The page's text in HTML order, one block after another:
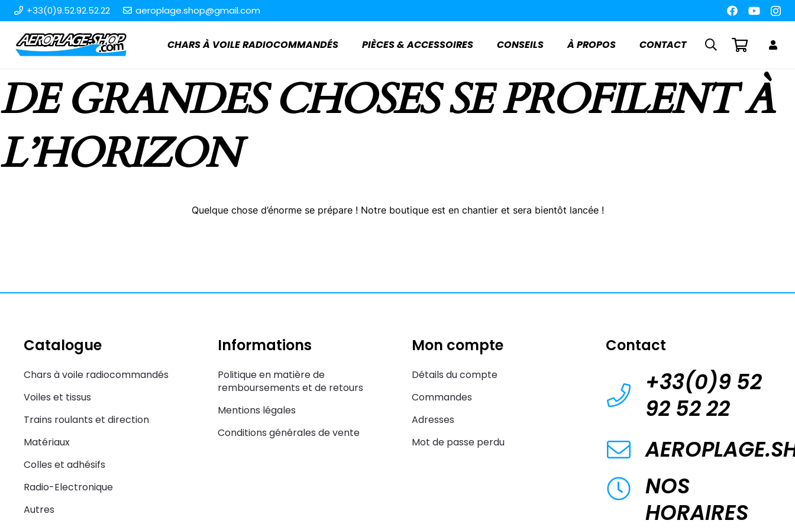
+33(0)9.52.92.52.22 aeroplage.shop@gmail.com
CHARS À VOILE RADIOCOMMANDÉS PIÈCES & ACCESSOIRES CONSEILS À PROPOS CONTACT
DE GRANDES CHOSES SE PROFILENT À
L’HORIZON
Quelque chose d’énorme se prépare ! Notre boutique est en chantier et sera bientôt lancée !
Catalogue
Chars à voile radiocommandés
Voiles et tissus
Trains roulants et direction
Matériaux
Colles et adhésifs
Radio-Electronique
Autres
Informations
Politique en matière de
remboursements et de retours
Mentions légales
Conditions générales de vente
Mon compte
Détails du compte
Commandes
Adresses
Mot de passe perdu
Contact
+33(0)9 52
92 52 22
NOS
HORAIRES